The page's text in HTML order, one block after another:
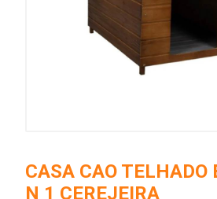
CASA CAO TELHADO
N 1 CEREJEIRA